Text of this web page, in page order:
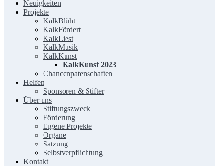
Neuigkeiten
Projekte
KalkBlüht
KalkFördert
KalkLiest
KalkMusik
KalkKunst
KalkKunst 2023
Chancenpatenschaften
Helfen
Sponsoren & Stifter
Über uns
Stiftungszweck
Förderung
Eigene Projekte
Organe
Satzung
Selbstverpflichtung
Kontakt